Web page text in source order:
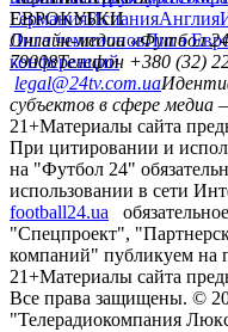
ГерманияИспанияАнглия
ЕВРОКУБКИ
Лига чемпионовЛига
конференций
Онлайн-медиа «Футбол
79008Телефон +380 (32)
legal@24tv.com.ua
субъектов в сфере медиа
21+Материалы сайта
При цитировании и
на "Футбол 24"
использовании в сети
football24.ua
"Спецпроект",
компаний" публикуем на
21+Материалы сайта
Все права защищены. ©
"Телерадиокомпания